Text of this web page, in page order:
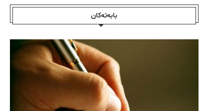
بابەتەکان